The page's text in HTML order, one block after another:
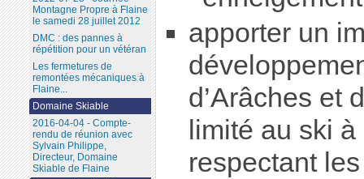
apporter un
d’Arâches et
limité au ski
respectant
Montagne Propre à Flaine
le samedi 28 juillet 2012
DMC : des pannes à
répétition pour un vétéran
Les fermetures de
remontées mécaniques à
Flaine...
Domaine Skiable
2016-04-04 - Compte-
rendu de réunion avec
Sylvain Philippe,
Directeur, Domaine
Skiable de Flaine